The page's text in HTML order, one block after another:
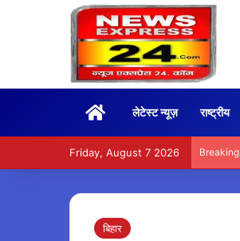
Homeलेटेस्ट न्यूज़ राष्ट्रीय
Friday, August 7 2026 Breaking
बिहार